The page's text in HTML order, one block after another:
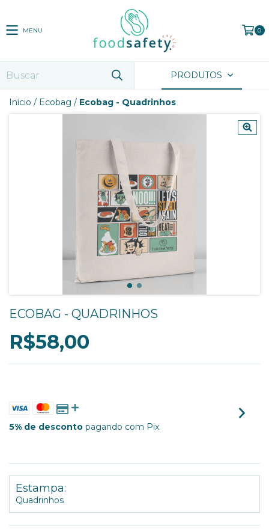
MENU 0
PRODUTOS
Início / Ecobag / Ecobag - Quadrinhos
ECOBAG - QUADRINHOS
R$58,00
5% de desconto pagando com Pix
Estampa:
Quadrinhos